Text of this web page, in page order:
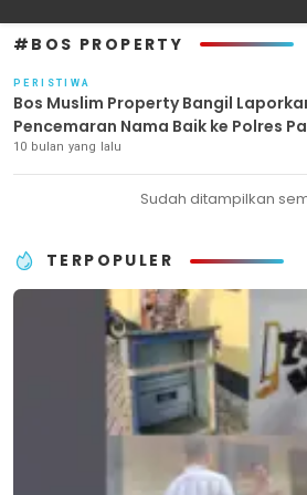
#BOS PROPERTY
PERISTIWA
Bos Muslim Property Bangil
Pencemaran Nama Baik ke Polres
10 bulan yang lalu
Sudah ditampilkan
TERPOPULER